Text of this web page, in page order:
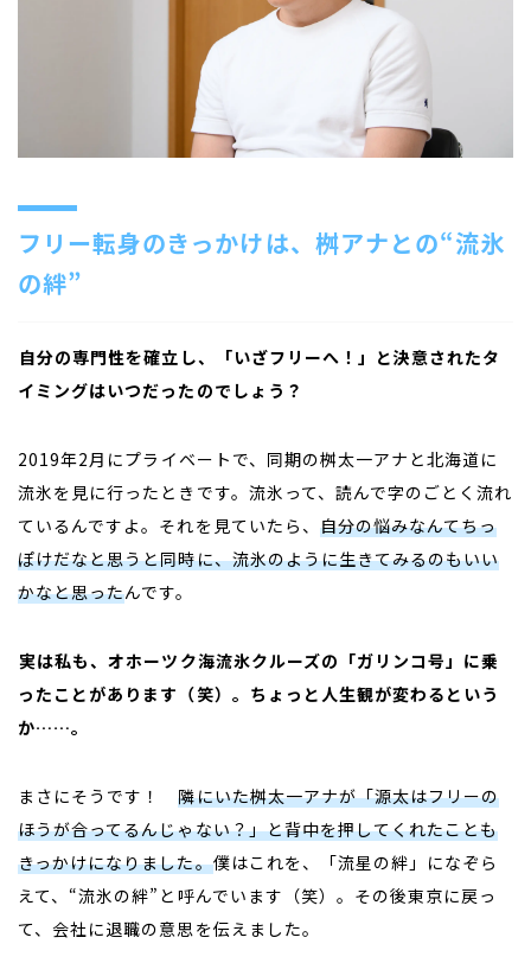
フリー転身のきっかけは、桝アナとの“流氷
の絆”
自分の専門性を確立し、「いざフリーへ！」と決意されたタ
イミングはいつだったのでしょう？
2019年2月にプライベートで、同期の桝太一アナと北海道に
流氷を見に行ったときです。流氷って、読んで字のごとく流れ
ているんですよ。それを見ていたら、 自分の悩みなんてちっ
ぽけだなと思うと同時に、流氷のように生きてみるのもいい
かなと思ったんです。
――実は私も、オホーツク海流氷クルーズの「ガリンコ号」に乗
ったことがあります（笑）。ちょっと人生観が変わるという
か……。
まさにそうです！隣にいた桝太一アナが「源太はフリーの
ほうが合ってるんじゃない？」と背中を押してくれたことも
きっかけになりました。僕はこれを、「流星の絆」になぞら
えて、“流氷の絆”と呼んでいます（笑）。その後東京に戻っ
て、会社に退職の意思を伝えました。